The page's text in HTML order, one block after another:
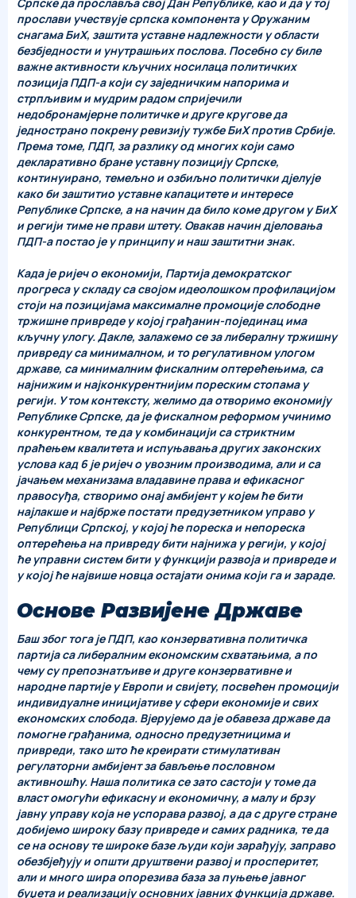
прослави учествује српска компонента у Оружаним
снагама БиХ, заштита уставне надлежности у области
безбједности и унутрашњих послова. Посебно су биле
важне активности кључних носилаца политичких
позиција ПДП-а који су заједничким напорима и
стрпљивим и мудрим радом спријечили
недобронамјерне политичке и друге кругове да
једнострано покрену ревизију тужбе БиХ против Србије.
Према томе, ПДП, за разлику од многих који само
декларативно бране уставну позицију Српске,
континуирано, темељно и озбиљно политички дјелује
како би заштитио уставне капацитете и интересе
Републике Српске, а на начин да било коме другом у БиХ
и регији тиме не прави штету. Овакав начин дјеловања
ПДП-а постао је у принципу и наш заштитни знак.
Када је ријеч о економији, Партија демократског
прогреса у складу са својом идеолошком профилацијом
стоји на позицијама максималне промоције слободне
тржишне привреде у којој грађанин-појединац има
кључну улогу. Дакле, залажемо се за либералну тржишну
привреду са минималном, и то регулативном улогом
државе, са минималним фискалним оптерећењима, са
најнижим и најконкурентнијим пореским стопама у
регији. У том контексту, желимо да отворимо економију
Републике Српске, да је фискалном реформом учинимо
конкурентном, те да у комбинацији са стриктним
праћењем квалитета и испуњавања других законских
услова кад 6 је ријеч о увозним производима, али и са
јачањем механизама владавине права и ефикасног
правосуђа, створимо онај амбијент у којем ће бити
најлакше и најбрже постати предузетником управо у
Републици Српској, у којој ће пореска и непореска
оптерећења на привреду бити најнижа у регији, у којој
ће управни систем бити у функцији развоја и привреде и
у којој ће највише новца остајати онима који га и зараде.
Основе Развијене Државе
Баш због тога је ПДП, као конзервативна политичка
партија са либералним економским схватањима, а по
чему су препознатљиве и друге конзервативне и
народне партије у Европи и свијету, посвећен промоцији
индивидуалне иницијативе у сфери економије и свих
економских слобода. Вјерујемо да је обавеза државе да
помогне грађанима, односно предузетницима и
привреди, тако што ће креирати стимулативан
регулаторни амбијент за бављење пословном
активношћу. Наша политика се зато састоји у томе да
власт омогући ефикасну и економичну, а малу и брзу
јавну управу која не успорава развој, а да с друге стране
добијемо широку базу привреде и самих радника, те да
се на основу те широке базе људи који зарађују, заправо
обезбјеђују и општи друштвени развој и просперитет,
али и много шира опорезива база за пуњење јавног
буџета и реализацију основних јавних функција државе.